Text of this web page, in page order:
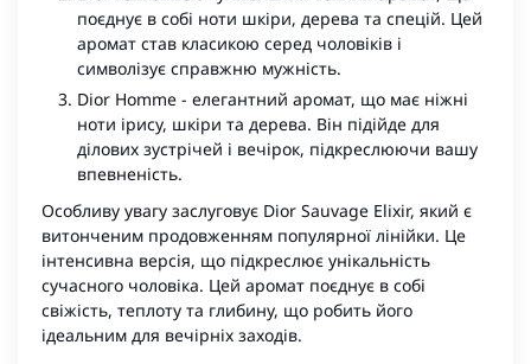
поєднує в собі ноти шкіри, дерева та спецій. Цей
аромат став класикою серед чоловіків і
символізує справжню мужність.
Dior Homme - елегантний аромат, що має ніжні
ноти ірису, шкіри та дерева. Він підійде для
ділових зустрічей і вечірок, підкреслюючи вашу
впевненість.
Особливу увагу заслуговує Dior Sauvage Elixir, який є
витонченим продовженням популярної лінійки. Це
інтенсивна версія, що підкреслює унікальність
сучасного чоловіка. Цей аромат поєднує в собі
свіжість, теплоту та глибину, що робить його
ідеальним для вечірніх заходів.